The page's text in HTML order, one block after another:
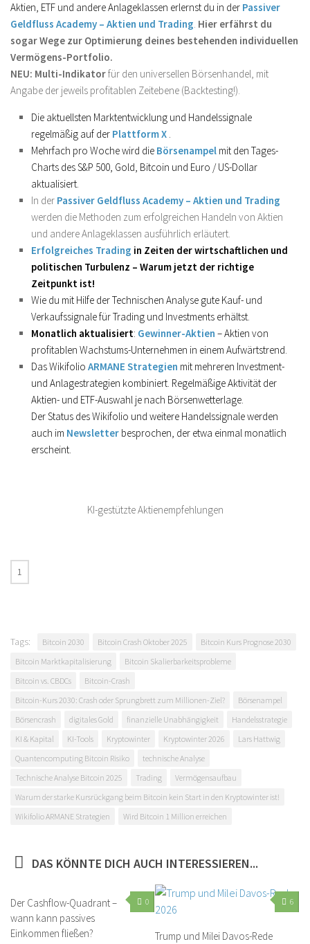
Aktien, ETF und andere Anlageklassen erlernst du in der Passiver
Geldfluss Academy – Aktien und Trading. Hier erfährst du
sogar Wege zur Optimierung deines bestehenden individuellen
Vermögens-Portfolio.
NEU: Multi-Indikatorfür den universellen Börsenhandel, mit
Angabe der jeweils profitablen Zeitebene (Backtesting!).
Die aktuellsten Marktentwicklung und Handelssignale
regelmäßig auf der Plattform X .
Mehrfach pro Woche wird die Börsenampel mit den Tages-
Charts des S&P 500, Gold, Bitcoin und Euro / US-Dollar
aktualisiert.
In der Passiver Geldfluss Academy – Aktien und Trading
werden die Methoden zum erfolgreichen Handeln von Aktien
und andere Anlageklassen ausführlich erläutert.
Erfolgreiches Trading in Zeiten der wirtschaftlichen und
politischen Turbulenz – Warum jetzt der richtige
Zeitpunkt ist!
Wie du mit Hilfe der Technischen Analyse gute Kauf- und
Verkaufssignale für Trading und Investments erhältst.
Monatlich aktualisiert: Gewinner-Aktien – Aktien von
profitablen Wachstums-Unternehmen in einem Aufwärtstrend.
Das Wikifolio ARMANE Strategien mit mehreren Investment-
und Anlagestrategien kombiniert. Regelmäßige Aktivität der
Aktien- und ETF-Auswahl je nach Börsenwetterlage.
Der Status des Wikifolio und weitere Handelssignale werden
auch im Newsletter besprochen, der etwa einmal monatlich
erscheint.
KI-gestützte Aktienempfehlungen
Tags: Bitcoin 2030 Bitcoin Crash Oktober 2025
Bitcoin Kurs Prognose 2030
Bitcoin Marktkapitalisierung
Bitcoin Skalierbarkeitsprobleme
Bitcoin vs. CBDCs
Bitcoin-Crash
Bitcoin-Kurs 2030: Crash oder Sprungbrett zum Millionen-Ziel?
Börsenampel
Börsencrash
digitales Gold finanzielle Unabhängigkeit
Handelsstrategie
KI & Kapital
KI-Tools Kryptowinter Kryptowinter 2026
Lars Hattwig
Quantencomputing Bitcoin Risiko
technische Analyse
Technische Analyse Bitcoin 2025
Trading
Vermögensaufbau
Warum der starke Kursrückgang beim Bitcoin kein Start in den Kryptowinter ist!
Wikifolio ARMANE Strategien
Wird Bitcoin 1 Million erreichen
DAS KÖNNTE DICH AUCH INTERESSIEREN...
0
Der Cashflow-Quadrant –
wann kann passives
Einkommen fließen?
6
Trump und Milei Davos-Rede